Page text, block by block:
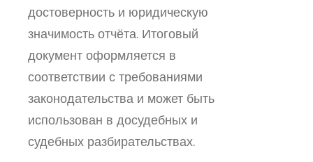
достоверность и юридическую
значимость отчёта. Итоговый
документ оформляется в
соответствии с требованиями
законодательства и может быть
использован в досудебных и
судебных разбирательствах.